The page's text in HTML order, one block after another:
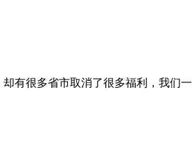
有很多省市取消了很多福利，我们